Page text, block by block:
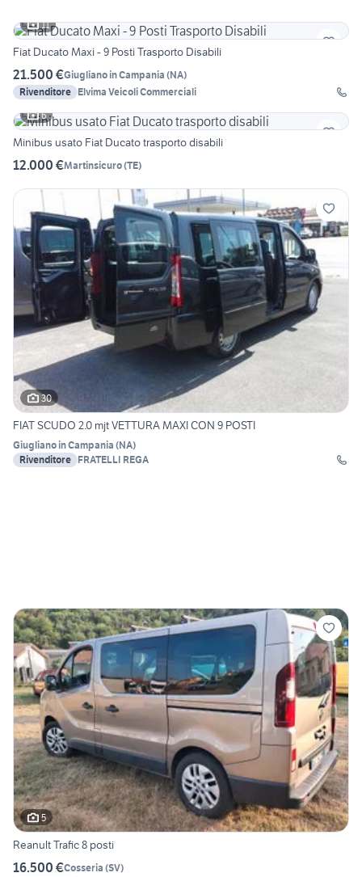
11
Fiat Ducato Maxi - 9 Posti Trasporto Disabili
21.500 €Giugliano in Campania (NA)
Rivenditore Elvima Veicoli Commerciali
6
Minibus usato Fiat Ducato trasporto disabili
12.000 €Martinsicuro(TE)
30
FIAT SCUDO 2.0 mjt VETTURA MAXI CON 9 POSTI
Giugliano in Campania (NA)
Rivenditore FRATELLI REGA
5
Reanult Trafic 8 posti
16.500 €Cosseria (SV)